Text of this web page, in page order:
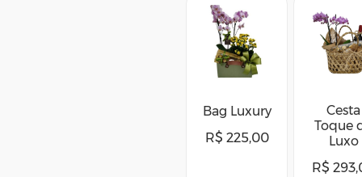
Bag Luxury
R$ 225,00
Cesta
Toque
Luxo
R$